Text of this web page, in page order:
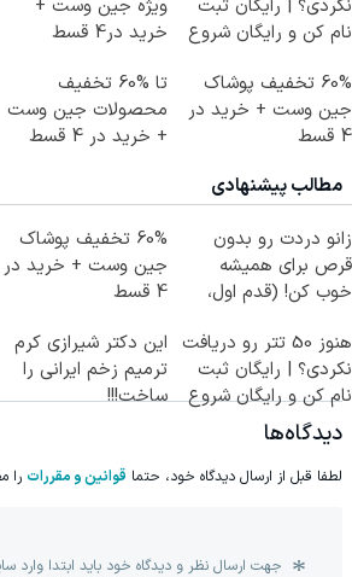
نکردی؟ | رایگان ثبت
نام کن و رایگان شروع
ویژه جین وست +
خرید در4 قسط
60% تخفیف پوشاک
جین وست + خرید در
4 قسط
تا %60 تخفیف
محصولات جین وست
+ خرید در 4 قسط
مطالب پیشنهادی
زانو دردت رو بدون
قرص برای همیشه
خوب کن! (قدم اول،
60% تخفیف پوشاک
جین وست + خرید در
4 قسط
هنوز 50 تتر رو دریافت
نکردی؟ | رایگان ثبت
نام کن و رایگان شروع
کن!
این دکتر شیرازی کرم
ترمیم زخم ایرانی را
ساخت!!!
دیدگاه‌ها
لطفا قبل از ارسال دیدگاه خود، حتما قوانین و مقررات را
جهت ارسال نظر و دیدگاه خود باید ابتدا